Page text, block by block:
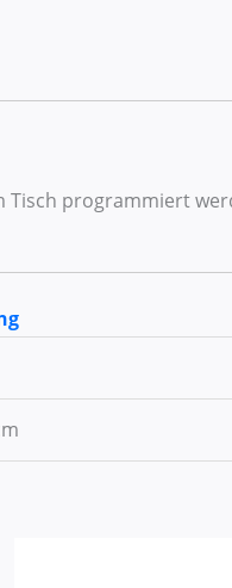
programmiert